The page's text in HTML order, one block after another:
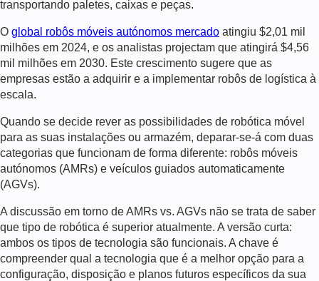
transportando paletes, caixas e peças.
O global robôs móveis autónomos mercado atingiu $2,01 mil
milhões em 2024, e os analistas projectam que atingirá $4,56
mil milhões em 2030. Este crescimento sugere que as
empresas estão a adquirir e a implementar robôs de logística à
escala.
Quando se decide rever as possibilidades de robótica móvel
para as suas instalações ou armazém, deparar-se-á com duas
categorias que funcionam de forma diferente: robôs móveis
autónomos (AMRs) e veículos guiados automaticamente
(AGVs).
A discussão em torno deAMRs vs. AGVs não se trata de saber
que tipo de robótica é superior atualmente. A versão curta:
ambos os tipos de tecnologia são funcionais. A chave é
compreender qual a tecnologia que é a melhor opção para a
configuração, disposição e planos futuros específicos da sua